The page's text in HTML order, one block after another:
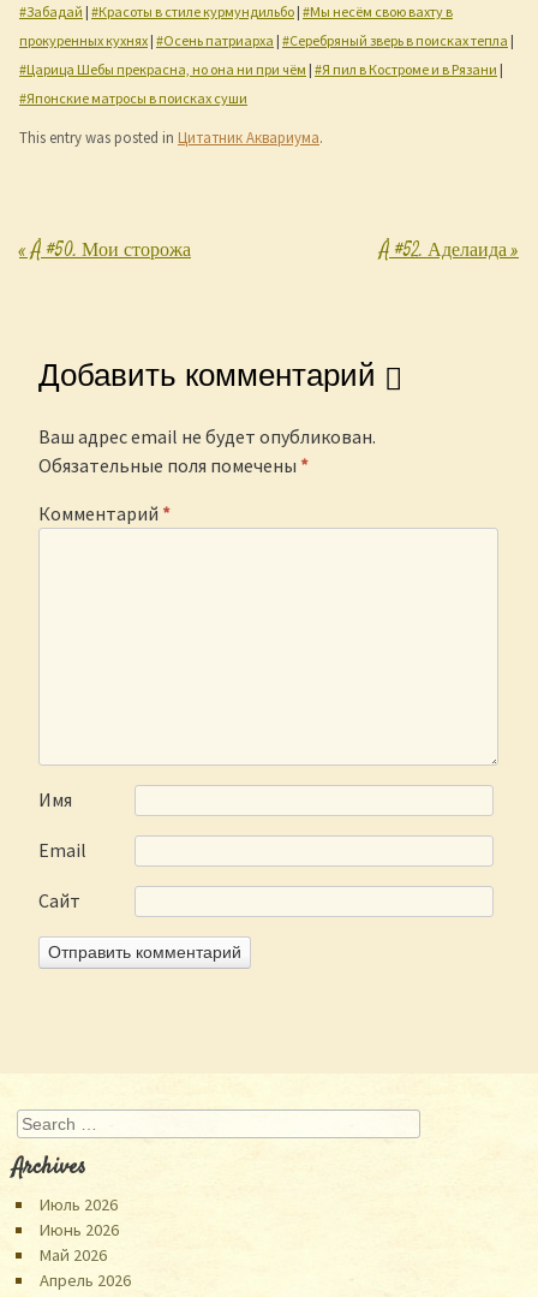
#Забадай | #Красоты в стиле курмундильбо | #Мы несём свою вахту в
прокуренных кухнях | #Осень патриарха | #Серебряный зверь в поисках тепла |
#Царица Шебы прекрасна, но она ни при чём | #Я пил в Костроме и в Рязани |
#Японские матросы в поисках суши
This entry was posted in Цитатник Аквариума.
Post navigation
«Å #50. Мои сторожа Å #52. Аделаида»
Добавить комментарий
Ваш адрес email не будет опубликован.
Обязательные поля помечены *
Комментарий *
Имя
Email
Сайт
Search
Archives
Июль 2026
Июнь 2026
Май 2026
Апрель 2026